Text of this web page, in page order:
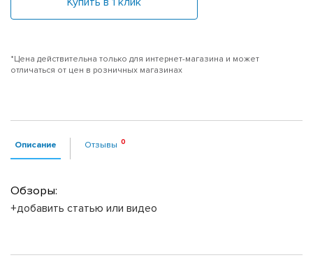
*Цена действительна только для интернет-магазина и может
отличаться от цен в розничных магазинах
Описание Отзывы
Обзоры:
+добавить статью или видео